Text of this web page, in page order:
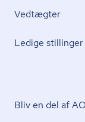
Vedtægter
Ledige stillinger
Bliv en del af